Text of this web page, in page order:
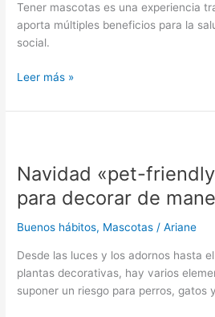
Tener mascotas es una experiencia
aporta múltiples beneficios para la
social.
de
tener
mascotas
Leer más »
Navidad «pet-
para decorar de
Buenos hábitos, Mascotas /Ariane
Desde las luces y los adornos hasta
plantas decorativas, hay varios
suponer un riesgo para perros, gatos
friendly»:
consejos
para
de
manera
segura